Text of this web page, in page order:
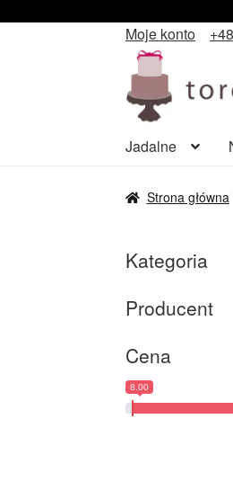
Moje konto
Przejdź
do
nawigacji
Przejdź
do
treści
Jadalne
Strona główna
Kategoria
Producent
Cena
8.00